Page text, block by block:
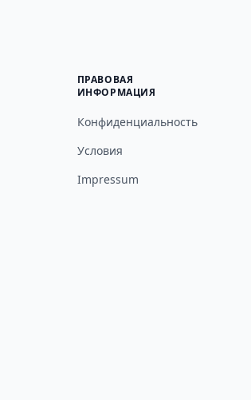
ПРАВОВАЯ
ИНФОРМАЦИЯ
Конфиденциальность
Условия
Impressum